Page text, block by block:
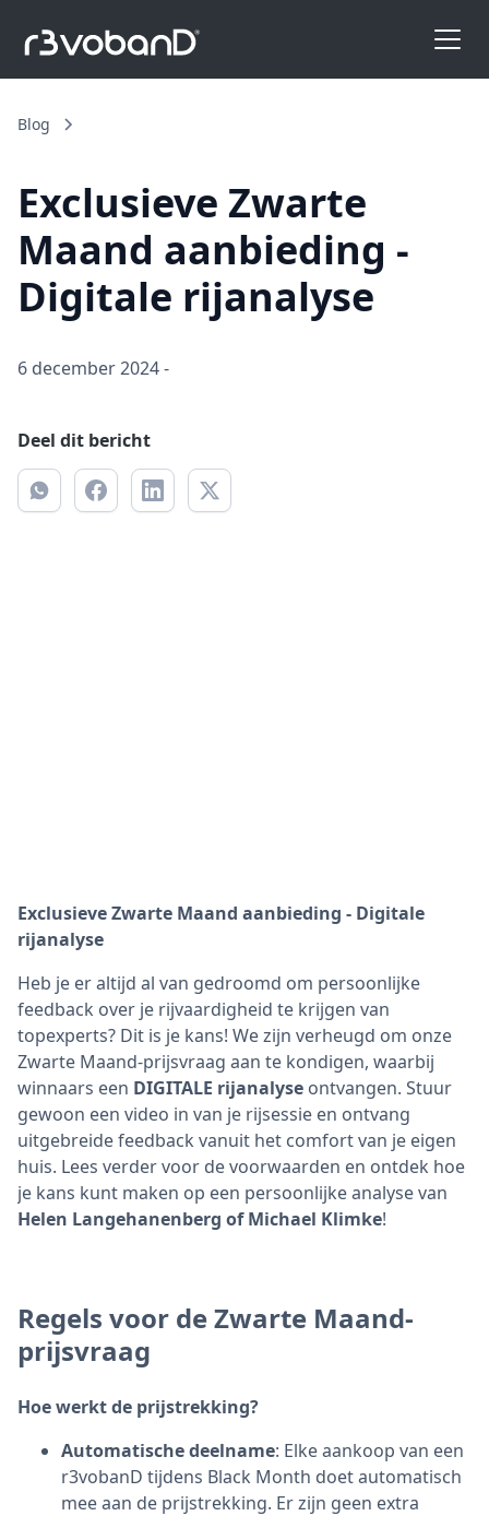
Blog
Exclusieve Zwarte
Maand aanbieding -
Digitale rijanalyse
6 december 2024-
Deel dit bericht
Exclusieve Zwarte Maand aanbieding - Digitale
rijanalyse
Heb je er altijd al van gedroomd om persoonlijke
feedback over je rijvaardigheid te krijgen van
topexperts? Dit is je kans! We zijn verheugd om onze
Zwarte Maand-prijsvraag aan te kondigen, waarbij
winnaars een DIGITALE rijanalyse ontvangen. Stuur
gewoon een video in van je rijsessie en ontvang
uitgebreide feedback vanuit het comfort van je eigen
huis. Lees verder voor de voorwaarden en ontdek hoe
je kans kunt maken op een persoonlijke analyse van
Helen Langehanenberg of Michael Klimke!
Regels voor de Zwarte Maand-
prijsvraag
Hoe werkt de prijstrekking?
Automatische deelname: Elke aankoop van een
r3vobanD tijdens Black Month doet automatisch
mee aan de prijstrekking. Er zijn geen extra